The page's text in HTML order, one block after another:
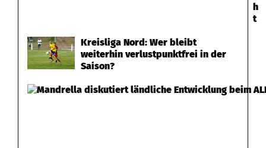
h
t
Kreisliga Nord: Wer bleibt
weiterhin verlustpunktfrei in der
Saison?